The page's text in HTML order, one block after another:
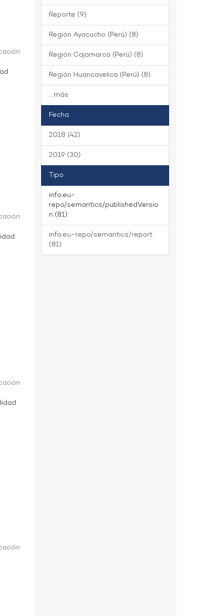
Reporte (9)
Región Ayacucho (Perú) (8)
Región Cajamarca (Perú) (8)
Región Huancavelica (Perú) (8)
... más
Fecha
2018 (42)
2019 (30)
Tipo
info:eu-
repo/semantics/publishedVersio
n (81)
info:eu-repo/semantics/report
(81)